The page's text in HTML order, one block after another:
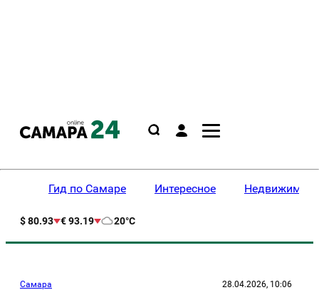
Гид по Самаре Интересное
$ 80.93 € 93.19 20°C
Самара 28.04.2026, 10:06